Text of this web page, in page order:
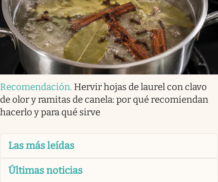
Recomendación. Hervir hojas de laurel con clavo
de olor y ramitas de canela: por qué recomiendan
hacerlo y para qué sirve
Las más leídas
Últimas noticias